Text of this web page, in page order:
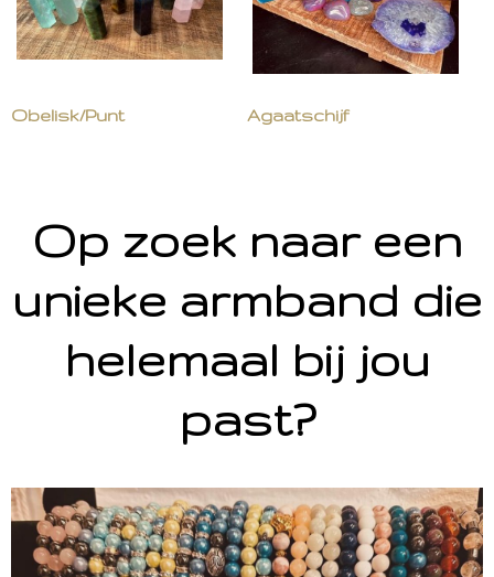
Obelisk/Punt Agaatschijf
Op zoek naar een
unieke armband die
helemaal bij jou
past?